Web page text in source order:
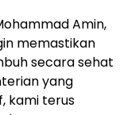
Amin,
memastikan
secara sehat
yang
kami terus